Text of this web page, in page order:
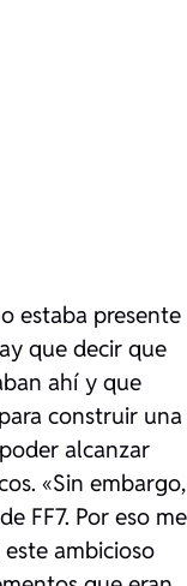
estaba presente
que decir que
ahí y que
construir una
alcanzar
«Sin embargo,
FF7. Por eso me
ambicioso